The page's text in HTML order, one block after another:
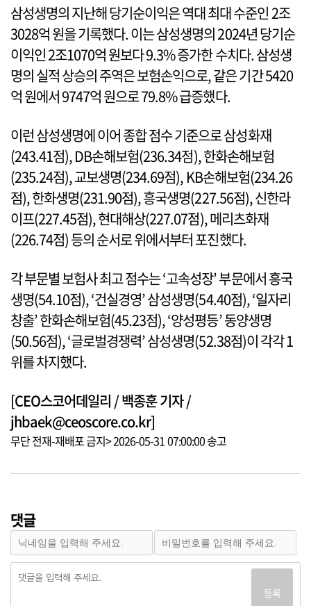
삼성생명의 지난해 당기순이익은 역대 최대 수준인 2조
3028억 원을 기록했다. 이는 삼성생명의 2024년 당기순
이익인 2조1070억 원보다 9.3% 증가한 수치다. 삼성생
명의 실적 상승의 주역은 보험손익으로, 같은 기간 5420
억 원에서 9747억 원으로 79.8% 급증했다.
이런 삼성생명에 이어 종합 점수 기준으로 삼성화재
(243.41점), DB손해보험(236.34점), 한화손해보험
(235.24점), 교보생명(234.69점), KB손해보험(234.26
점), 한화생명(231.90점), 흥국생명(227.56점), 신한라
이프(227.45점), 현대해상(227.07점), 메리츠화재
(226.74점) 등의 순서로 위에서부터 포진했다.
각 부문별 보험사 최고 점수는 ‘고속성장’ 부문에서 흥국
생명(54.10점), ‘건실경영’ 삼성생명(54.40점), ‘일자리
창출’ 한화손해보험(45.23점), ‘양성평등’ 동양생명
(50.56점), ‘글로벌경쟁력’ 삼성생명(52.38점)이 각각 1
위를 차지했다.
[CEO스코어데일리 / 백종훈 기자 /
jhbaek@ceoscore.co.kr]
무단 전재-재배포 금지> 2026-05-31 07:00:00 송고
댓글
등록